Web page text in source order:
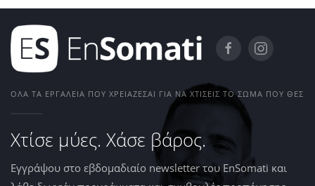
ΌΛΑ ΤΑ ΕΡΓΑΛΕΊΑ ΠΟΥ ΧΡΕΙΆΖΕΣΑΙ ΓΙΑ ΝΑ ΧΤΊΣΕΙΣ ΤΟ ΣΏΜΑ ΠΟΥ ΘΕΣ
Χτίσε μύες. Χάσε βάρος.
Εγγράψου στο εβδομαδιαίο newsletter του EnSomati και